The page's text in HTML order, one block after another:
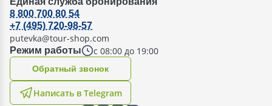
Режим работы с 08:00 до 19:00
8 800 700 80 54
+7 (495) 720-98-57
putevka@tour-shop.com
Написать в Telegram
Oбратный звонок